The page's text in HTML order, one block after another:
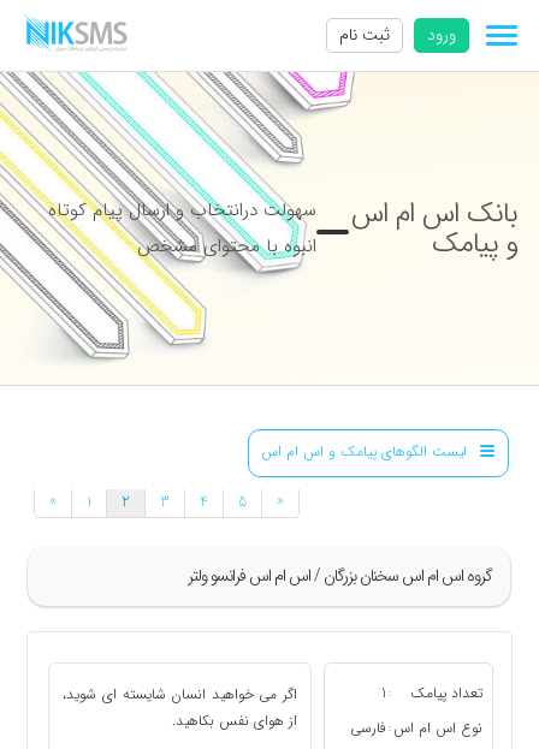
ورود ثبت نام
بانک اس ام اس
و پیامک
سهولت درانتخاب و ارسال پیام کوتاه
انبوه با محتوای مشخص
لیست الگوهای پیامک و اس ام اس
گروه اس ام اس سخنان بزرگان / اس ام اس فرانسو ولتر
» 1 2 3 4 5 «
تعداد پیامک :
1
نوع اس ام اس : فارسی
اگر می خواهید انسان شایسته ای شوید،
از هوای نفس بکاهید.